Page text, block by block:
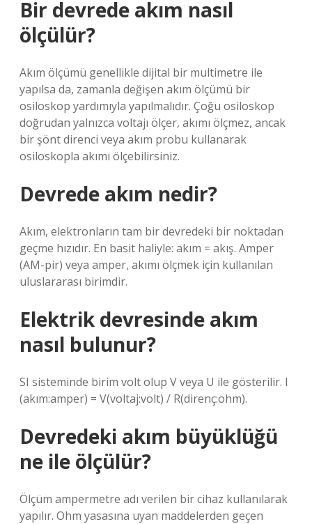
Bir devrede akım nasıl
ölçülür?
Akım ölçümü genellikle dijital bir multimetre ile
yapılsa da, zamanla değişen akım ölçümü bir
osiloskop yardımıyla yapılmalıdır. Çoğu osiloskop
doğrudan yalnızca voltajı ölçer, akımı ölçmez, ancak
bir şönt direnci veya akım probu kullanarak
osiloskopla akımı ölçebilirsiniz.
Devrede akım nedir?
Akım, elektronların tam bir devredeki bir noktadan
geçme hızıdır. En basit haliyle: akım = akış. Amper
(AM-pir) veya amper, akımı ölçmek için kullanılan
uluslararası birimdir.
Elektrik devresinde akım
nasıl bulunur?
SI sisteminde birim volt olup V veya U ile gösterilir. I
(akım:amper) = V(voltaj:volt) / R(direnç:ohm).
Devredeki akım büyüklüğü
ne ile ölçülür?
Ölçüm ampermetre adı verilen bir cihaz kullanılarak
yapılır. Ohm yasasına uyan maddelerden geçen